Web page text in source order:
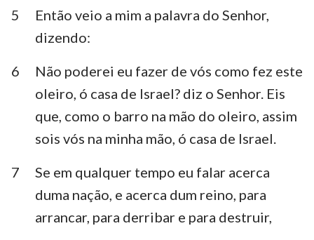
5
Então veio a mim a palavra do Senhor,
dizendo:
6
Não poderei eu fazer de vós como fez este
oleiro, ó casa de Israel? diz o Senhor. Eis
que, como o barro na mão do oleiro, assim
sois vós na minha mão, ó casa de Israel.
7
Se em qualquer tempo eu falar acerca
duma nação, e acerca dum reino, para
arrancar, para derribar e para destruir,